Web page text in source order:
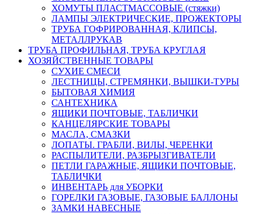
ХОМУТЫ ПЛАСТМАССОВЫЕ (стяжки)
ЛАМПЫ ЭЛЕКТРИЧЕСКИЕ, ПРОЖЕКТОРЫ
ТРУБА ГОФРИРОВАННАЯ, КЛИПСЫ,
МЕТАЛЛРУКАВ
ТРУБА ПРОФИЛЬНАЯ, ТРУБА КРУГЛАЯ
ХОЗЯЙСТВЕННЫЕ ТОВАРЫ
СУХИЕ СМЕСИ
ЛЕСТНИЦЫ, СТРЕМЯНКИ, ВЫШКИ-ТУРЫ
БЫТОВАЯ ХИМИЯ
САНТЕХНИКА
ЯЩИКИ ПОЧТОВЫЕ, ТАБЛИЧКИ
КАНЦЕЛЯРСКИЕ ТОВАРЫ
МАСЛА, СМАЗКИ
ЛОПАТЫ. ГРАБЛИ, ВИЛЫ, ЧЕРЕНКИ
РАСПЫЛИТЕЛИ, РАЗБРЫЗГИВАТЕЛИ
ПЕТЛИ ГАРАЖНЫЕ, ЯЩИКИ ПОЧТОВЫЕ,
ТАБЛИЧКИ
ИНВЕНТАРЬ для УБОРКИ
ГОРЕЛКИ ГАЗОВЫЕ, ГАЗОВЫЕ БАЛЛОНЫ
ЗАМКИ НАВЕСНЫЕ